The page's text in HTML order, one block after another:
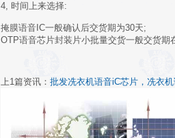
4, 时间上来选择:
掩膜语音IC一般确认后交货期为30天;
OTP语音芯片封装片小批量交货一般交货期
上1篇资讯： 批发冼衣机语音iC芯片，冼衣